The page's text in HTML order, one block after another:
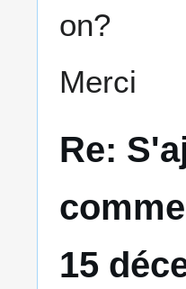
on?
Merci
Re:
15